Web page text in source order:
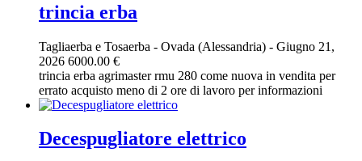
trincia erba
Tagliaerba e Tosaerba - Ovada (Alessandria) - Giugno 21,
2026 6000.00 €
trincia erba agrimaster rmu 280 come nuova in vendita per
errato acquisto meno di 2 ore di lavoro per informazioni
Decespugliatore elettrico